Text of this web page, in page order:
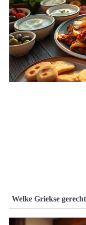
Welke Griekse